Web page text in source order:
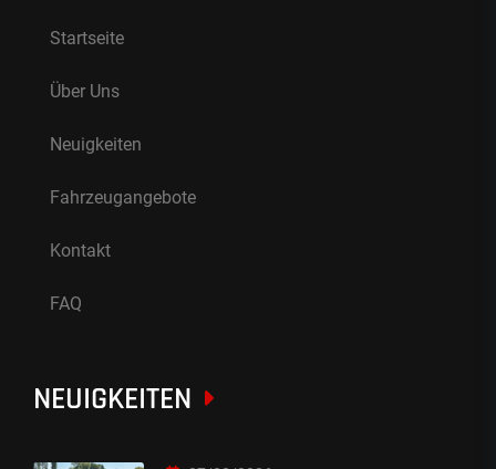
Startseite
Über Uns
Neuigkeiten
Fahrzeugangebote
Kontakt
FAQ
NEUIGKEITEN